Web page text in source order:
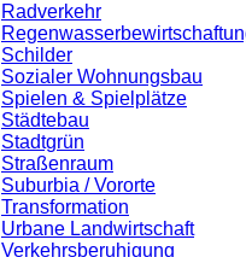
Radverkehr
Schilder
Sozialer Wohnungsbau
Spielen & Spielplätze
Städtebau
Stadtgrün
Straßenraum
Suburbia / Vororte
Transformation
Urbane Landwirtschaft
Verkehrsberuhigung